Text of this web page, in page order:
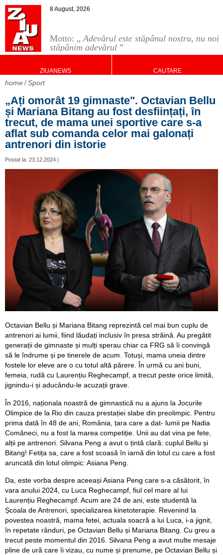
Motto: „Adevărul este stăpânul nostru, nu noi
stăpânim adevărul ”
8 August, 2026
ZIUANEWS CAUTARE
home Sport
„Ați omorât 19 gimnaste". Octavian Bellu
și Mariana Bitang au fost desființați, în
trecut, de mama unei sportive care s-a
aflat sub comanda celor mai galonați
antrenori din istorie
Postat la: 23.12.2024 |
Octavian Bellu și Mariana Bitang reprezintă cel mai bun cuplu de
antrenori ai lumii, fiind lăudați inclusiv în presa străină. Au pregătit
generații de gimnaste și mulți sperau chiar ca FRG să îi convingă
să le îndrume și pe tinerele de acum. Totuși, mama uneia dintre
fostele lor eleve are o cu totul altă părere. În urmă cu ani buni,
femeia, rudă cu Laurențiu Reghecampf, a trecut peste orice limită,
jignindu-i și aducându-le acuzații grave.
În 2016, naționala noastră de gimnastică nu a ajuns la Jocurile
Olimpice de la Rio din cauza prestației slabe din preolimpic. Pentru
prima dată în 48 de ani, România, țara care a dat- lumii pe Nadia
Comăneci, nu a fost la marea competiție. Unii au dat vina pe fete,
alții pe antrenori. Silvana Peng a avut o țintă clară: cuplul Bellu și
Bitang! Fetița sa, care a fost scoasă în iarnă din lotul cu care a fost
aruncată din lotul olimpic: Asiana Peng.
Da, este vorba despre aceeași Asiana Peng care s-a căsătorit, în
vara anului 2024, cu Luca Reghecampf, fiul cel mare al lui
Laurențiu Reghecampf. Acum are 24 de ani, este studentă la
Școala de Antrenori, specializarea kinetoterapie. Revenind la
povestea noastră, mama fetei, actuala soacră a lui Luca, i-a jignit,
în repetate rânduri, pe Octavian Bellu și Mariana Bitang. Cu greu a
trecut peste momentul din 2016. Silvana Peng a avut multe mesaje
pline de ură care îi vizau, cu nume și prenume, pe Octavian Bellu și